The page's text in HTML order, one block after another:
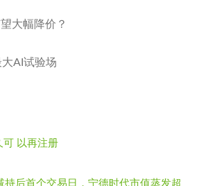
大幅降价？
AI试验场
可 以再注册
持后首个交易日，宁德时代市值蒸发超